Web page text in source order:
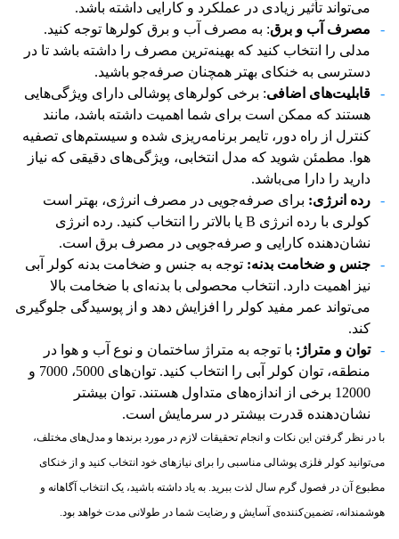
می‌تواند تأثیر زیادی در عملکرد و کارایی داشته باشد.
مصرف آب و برق: به مصرف آب و برق کولرها توجه کنید.
مدلی را انتخاب کنید که بهینه‌ترین مصرف را داشته باشد تا در
دسترسی به خنکای بهتر همچنان صرفه‌جو باشید.
قابلیت‌های اضافی: برخی کولرهای پوشالی دارای ویژگی‌هایی
هستند که ممکن است برای شما اهمیت داشته باشد، مانند
کنترل از راه دور، تایمر برنامه‌ریزی شده و سیستم‌های تصفیه
هوا. مطمئن شوید که مدل انتخابی، ویژگی‌های دقیقی که نیاز
دارید را دارا می‌باشد.
رده انرژی: برای صرفه‌جویی در مصرف انرژی، بهتر است
کولری با رده انرژی B یا بالاتر را انتخاب کنید. رده انرژی
نشان‌دهنده کارایی و صرفه‌جویی در مصرف برق است.
جنس و ضخامت بدنه: توجه به جنس و ضخامت بدنه کولر آبی
نیز اهمیت دارد. انتخاب محصولی با بدنه‌ای با ضخامت بالا
می‌تواند عمر مفید کولر را افزایش دهد و از پوسیدگی جلوگیری
کند.
توان و متراژ: با توجه به متراژ ساختمان و نوع آب و هوا در
منطقه، توان کولر آبی را انتخاب کنید. توان‌های 5000، 7000 و
12000 برخی از اندازه‌های متداول هستند. توان بیشتر
نشان‌دهنده قدرت بیشتر در سرمایش است.
با در نظر گرفتن این نکات و انجام تحقیقات لازم در مورد برندها و مدل‌های مختلف،
می‌توانید کولر فلزی پوشالی مناسبی را برای نیازهای خود انتخاب کنید و از خنکای
مطبوع آن در فصول گرم سال لذت ببرید. به یاد داشته باشید، یک انتخاب آگاهانه و
هوشمندانه، تضمین‌کننده‌ی آسایش و رضایت شما در طولانی مدت خواهد بود.